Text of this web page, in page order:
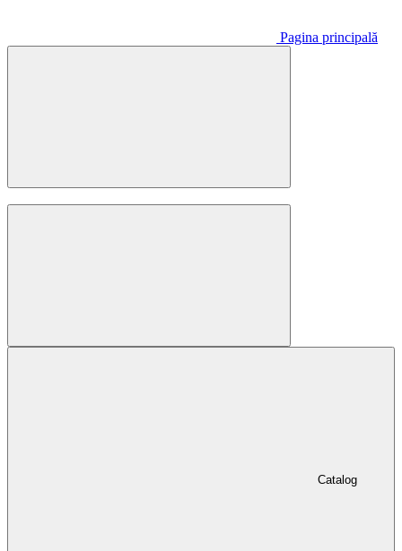
Pagina principală
Catalog